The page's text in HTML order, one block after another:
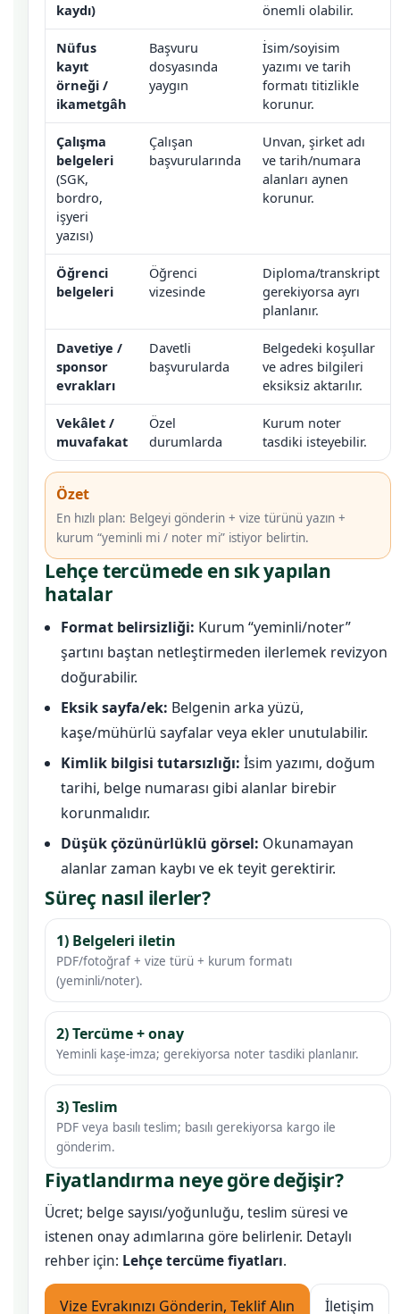
kaydı)
önemli olabilir.
Nüfus
kayıt
örneği /
ikametgâh
Başvuru
dosyasında
yaygın
İsim/soyisim
yazımı ve tarih
formatı titizlikle
korunur.
Çalışma
belgeleri
(SGK,
bordro,
işyeri
yazısı)
Çalışan
başvurularında
Unvan, şirket adı
ve tarih/numara
alanları aynen
korunur.
Öğrenci
belgeleri
Öğrenci
vizesinde
Diploma/transkript
gerekiyorsa ayrı
planlanır.
Davetiye /
sponsor
evrakları
Davetli
başvurularda
Belgedeki koşullar
ve adres bilgileri
eksiksiz aktarılır.
Vekâlet /
muvafakat
Özel
durumlarda
Kurum noter
tasdiki isteyebilir.
Özet
En hızlı plan: Belgeyi gönderin + vize türünü yazın +
kurum “yeminli mi / noter mi” istiyor belirtin.
Lehçe tercümede en sık yapılan
hatalar
Format belirsizliği: Kurum “yeminli/noter”
şartını baştan netleştirmeden ilerlemek revizyon
doğurabilir.
Eksik sayfa/ek: Belgenin arka yüzü,
kaşe/mühürlü sayfalar veya ekler unutulabilir.
Kimlik bilgisi tutarsızlığı: İsim yazımı, doğum
tarihi, belge numarası gibi alanlar birebir
korunmalıdır.
Düşük çözünürlüklü görsel: Okunamayan
alanlar zaman kaybı ve ek teyit gerektirir.
Süreç nasıl ilerler?
1) Belgeleri iletin
PDF/fotoğraf + vize türü + kurum formatı
(yeminli/noter).
2) Tercüme + onay
Yeminli kaşe-imza; gerekiyorsa noter tasdiki planlanır.
3) Teslim
PDF veya basılı teslim; basılı gerekiyorsa kargo ile
gönderim.
Fiyatlandırma neye göre değişir?
Ücret; belge sayısı/yoğunluğu, teslim süresi ve
istenen onay adımlarına göre belirlenir. Detaylı
rehber için: Lehçe tercüme fiyatları.
Vize Evrakınızı Gönderin, Teklif Alın İletişim